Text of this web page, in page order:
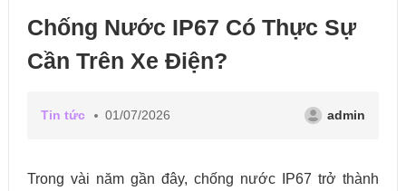
Chống Nước IP67 Có Thực Sự
Cần Trên Xe Điện?
Tin tức 01/07/2026 admin
Trong vài năm gần đây, chống nước IP67 trở thành